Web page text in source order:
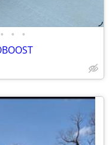
• • •